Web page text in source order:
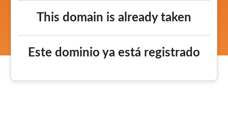
This domain is already taken
Este dominio ya está registrado